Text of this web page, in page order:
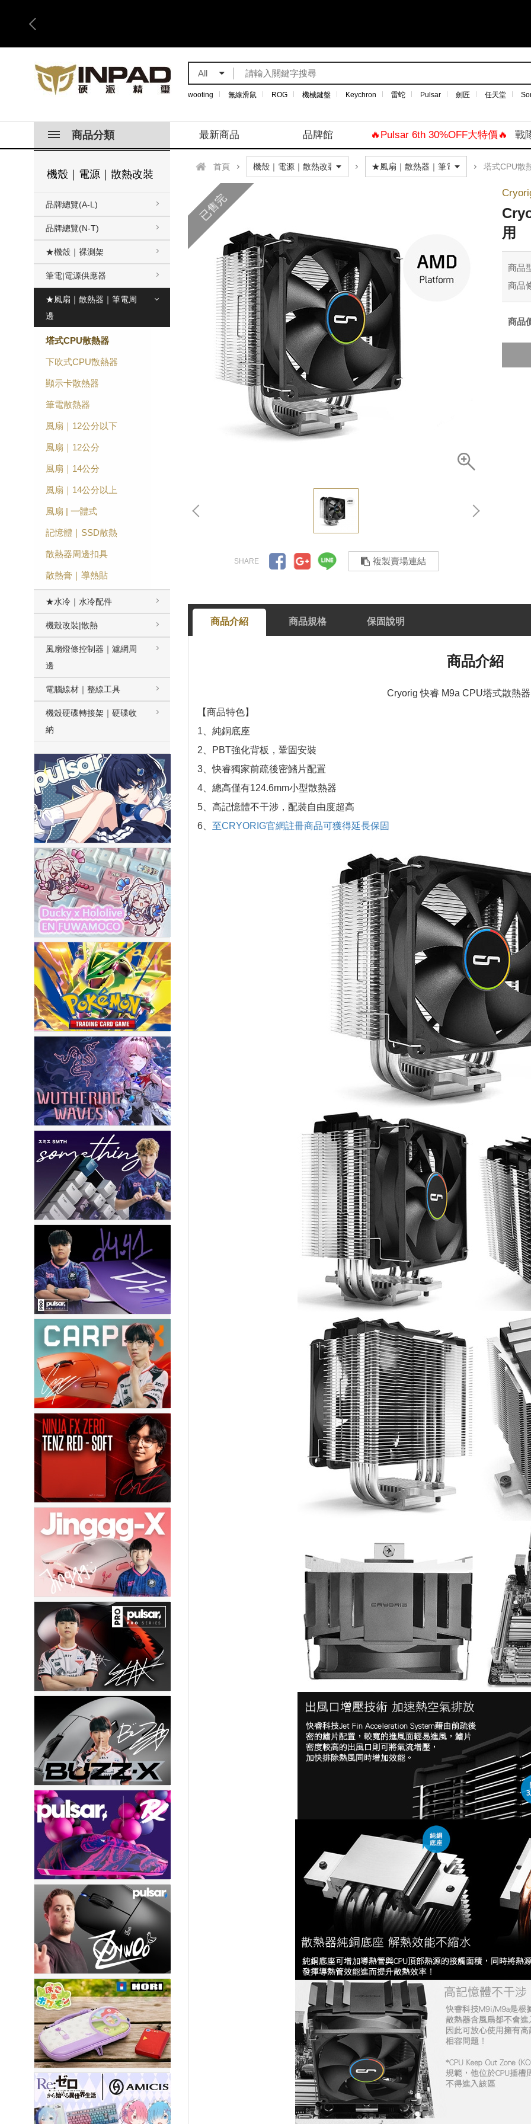
All
wooting 無線滑鼠 ROG 機械鍵盤 Keychron 雷蛇 Pulsar 劍匠 任天堂
商品分類 最新商品 品牌館 🔥Pulsar 6th 30%OFF大特價🔥 戰
機殼｜電源｜散熱改裝
品牌總覽(A-L)
品牌總覽(N-T)
★機殼｜裸測架
筆電|電源供應器
★風扇｜散熱器｜筆電周
邊
塔式CPU散熱器
下吹式CPU散熱器
顯示卡散熱器
筆電散熱器
風扇｜12公分以下
風扇｜12公分
風扇｜14公分
風扇｜14公分以上
風扇 | 一體式
記憶體｜SSD散熱
散熱器周邊扣具
散熱膏｜導熱貼
★水冷｜水冷配件
機殼改裝|散熱
風扇燈條控制器｜濾網周
邊
電腦線材｜整線工具
機殼硬碟轉接架｜硬碟收
納
首頁 塔式CPU散
已售完
複製賣場連結
用
商品
商品
商品
商品介紹 商品規格 保固說明
商品介紹
Cryorig 快睿 M9a CPU塔式散熱
【商品特色】
1、純銅底座
2、PBT強化背板，鞏固安裝
3、快睿獨家前疏後密鰭片配置
4、總高僅有124.6mm小型散熱器
5、高記憶體不干涉，配裝自由度超高
6、 至CRYORIG官網註冊商品可獲得延長保固